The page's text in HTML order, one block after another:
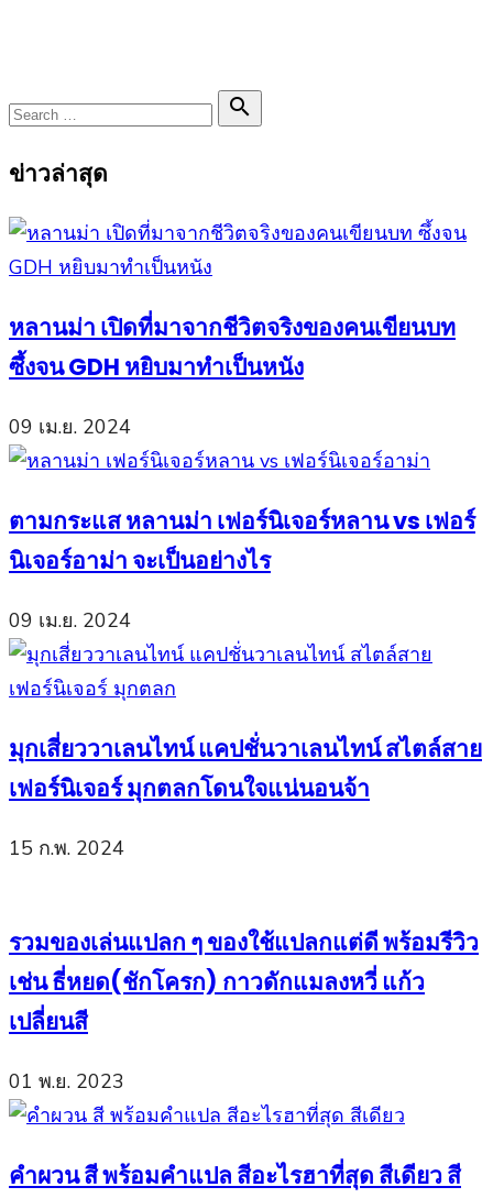
Search

Search
ข่าวล่าสุด
หลานม่า เปิดที่มาจากชีวิตจริงของคนเขียนบท
ซึ้งจน GDH หยิบมาทำเป็นหนัง
09 เม.ย. 2024
ตามกระแส หลานม่า เฟอร์นิเจอร์หลาน vs เฟอร์
นิเจอร์อาม่า จะเป็นอย่างไร
09 เม.ย. 2024
มุกเสี่ยววาเลนไทน์ แคปชั่นวาเลนไทน์ สไตล์สาย
เฟอร์นิเจอร์ มุกตลกโดนใจแน่นอนจ้า
15 ก.พ. 2024
รวมของเล่นแปลก ๆ ของใช้แปลกแต่ดี พร้อมรีวิว
เช่น ธี่หยด(ชักโครก) กาวดักแมลงหวี่ แก้ว
เปลี่ยนสี
01 พ.ย. 2023
คำผวน สี พร้อมคำแปล สีอะไรฮาที่สุด สีเดียว สี